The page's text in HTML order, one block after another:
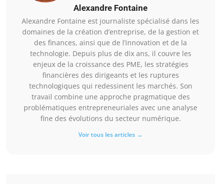
Alexandre Fontaine
Alexandre Fontaine est journaliste spécialisé dans les
domaines de la création d’entreprise, de la gestion et
des finances, ainsi que de l’innovation et de la
technologie. Depuis plus de dix ans, il couvre les
enjeux de la croissance des PME, les stratégies
financières des dirigeants et les ruptures
technologiques qui redessinent les marchés. Son
travail combine une approche pragmatique des
problématiques entrepreneuriales avec une analyse
fine des évolutions du secteur numérique.
Voir tous les articles →